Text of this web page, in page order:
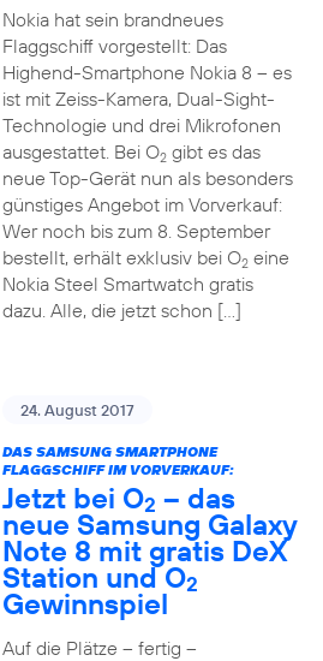
Nokia hat sein brandneues
Flaggschiff vorgestellt: Das
Highend-Smartphone Nokia 8 – es
ist mit Zeiss-Kamera, Dual-Sight-
Technologie und drei Mikrofonen
ausgestattet. Bei O2gibt es das
neue Top-Gerät nun als besonders
günstiges Angebot im Vorverkauf:
Wer noch bis zum 8. September
bestellt, erhält exklusiv bei O2eine
Nokia Steel Smartwatch gratis
dazu. Alle, die jetzt schon […]
24. August 2017
DAS SAMSUNG SMARTPHONE
FLAGGSCHIFF IM VORVERKAUF:
Jetzt bei O2 – das
neue Samsung Galaxy
Note 8 mit gratis DeX
Station und O2
Gewinnspiel
Auf die Plätze – fertig –